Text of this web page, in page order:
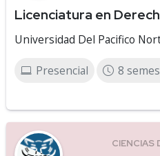
Licenciatura en
Universidad Del Pacifico
Presencial 8